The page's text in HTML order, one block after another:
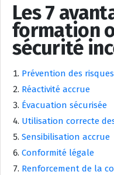
Les 7
formation
sécurité
Prévention des risques
Réactivité accrue
Évacuation sécurisée
Utilisation correcte
Sensibilisation accrue
Conformité légale
Renforcement de la